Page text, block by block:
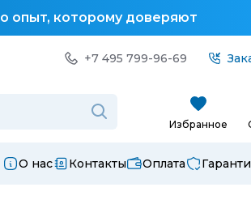
опыт, которому доверяют
+7 495 799-96-69
Избранное
О нас Контакты Оплата